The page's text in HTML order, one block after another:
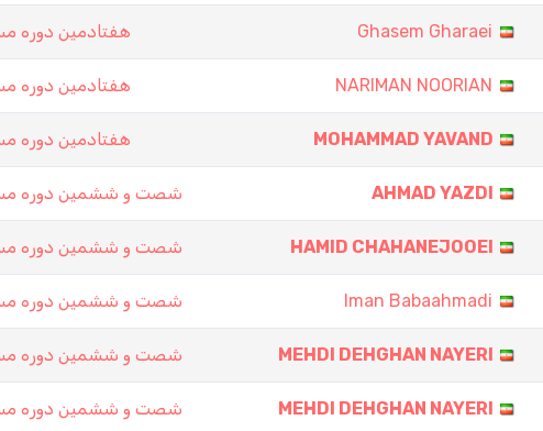
هفتادمین دوره Ghasem Gharaei
هفتادمین دوره NARIMAN NOORIAN
هفتادمین دوره MOHAMMAD YAVAND
شصت و ششمین دوره AHMAD YAZDI
شصت و ششمین دوره HAMID CHAHANEJOOEI
شصت و ششمین دوره Iman Babaahmadi
شصت و ششمین دوره MEHDI DEHGHAN NAYERI
شصت و ششمین دوره MEHDI DEHGHAN NAYERI